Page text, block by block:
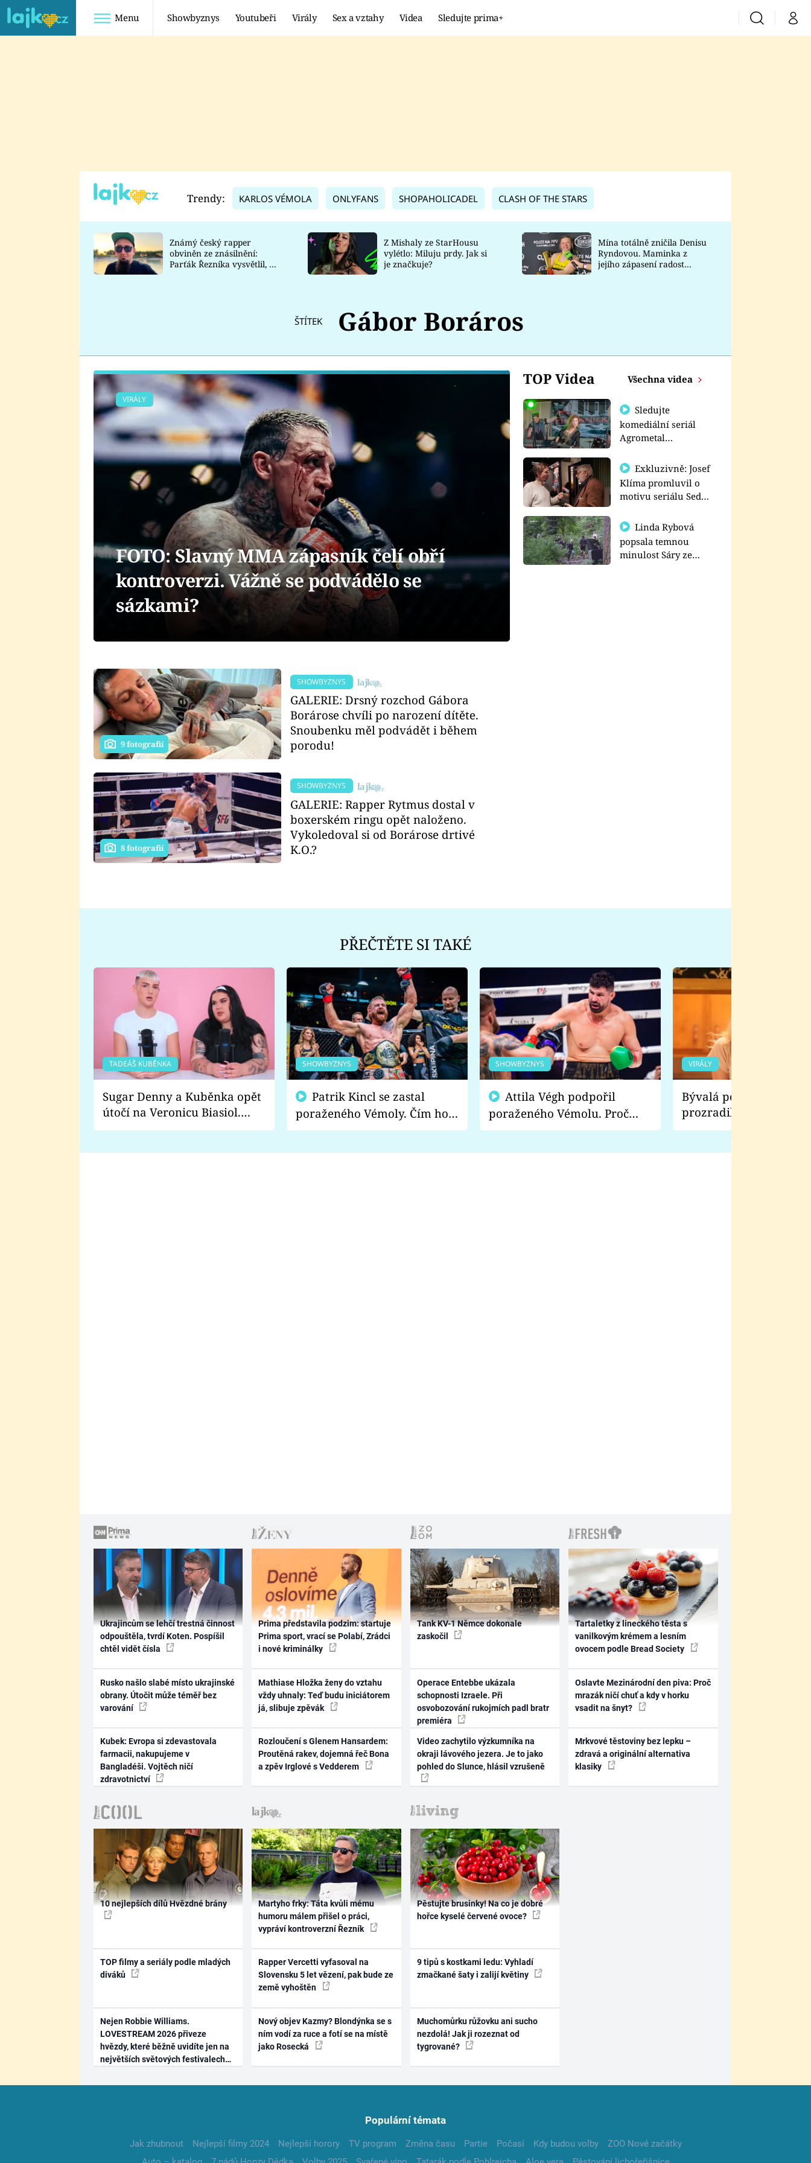
Menu Showbyznys Youtubeři Virály Sex a vztahy Videa Sledujte prima+ VyhledáváníMůj
TADEÁŠ KUBĚNKA
DATEL
Prima Lajk
Sledujte nás
Trendy: KARLOS VÉMOLA ONLYFANS SHOPAHOLICADEL CLASH OF THE STARS
Známý český rapper
obviněn ze znásilnění:
Parťák Řezníka vysvětlil, co
Z Mishaly ze StarHousu
vylétlo: Miluju prdy. Jak si
je značkuje?
Mína totálně zničila Denisu
Ryndovou. Maminka z
jejího zápasení radost
ŠTÍTEK Gábor Boráros
TOP Videa Všechna videa
Sledujte
komediální seriál
Agrometal
prima+
Exkluzivně: Josef
Klíma promluvil o
motivu seriálu Sedm
Linda Rybová
popsala temnou
minulost Sáry ze
VIRÁLY
FOTO: Slavný MMA zápasník čelí obří
kontroverzi. Vážně se podvádělo se
sázkami?
9 fotografií
SHOWBYZNYS
GALERIE: Drsný rozchod Gábora
Borárose chvíli po narození dítěte.
Snoubenku měl podvádět i během
porodu!
8 fotografií
SHOWBYZNYS
GALERIE: Rapper Rytmus dostal v
boxerském ringu opět naloženo.
Vykoledoval si od Borárose drtivé
K.O.?
PŘEČTĚTE SI TAKÉ
TADEÁŠ KUBĚNKA
Sugar Denny a Kuběnka opět
útočí na Veronicu Biasiol.
Proč je podle nich falešná a
SHOWBYZNYS
poraženého Vémoly. Čím ho
fanoušci naštvali?
SHOWBYZNYS
poraženého Vémolu. Proč
chce raději zápasit s ním než
VIRÁLY
Bývalá pornoherečka
prozradila, co ji
natáčení Euforie.
Ukrajincům se lehčí trestná činnost
odpouštěla, tvrdí Koten. Pospíšil
chtěl vidět čísla
Rusko našlo slabé místo ukrajinské
obrany. Útočit může téměř bez
varování
Kubek: Evropa si zdevastovala
farmacii, nakupujeme v
Bangladéši. Vojtěch ničí
zdravotnictví
Prima představila podzim: startuje
Prima sport, vrací se Polabí, Zrádci
i nové kriminálky
Mathiase Hložka ženy do vztahu
vždy uhnaly: Teď budu iniciátorem
já, slibuje zpěvák
Rozloučení s Glenem Hansardem:
Proutěná rakev, dojemná řeč Bona
a zpěv Irglové s Vedderem
Tank KV-1 Němce dokonale
zaskočil
Operace Entebbe ukázala
schopnosti Izraele. Při
osvobozování rukojmích padl bratr
premiéra
Video zachytilo výzkumníka na
okraji lávového jezera. Je to jako
pohled do Slunce, hlásil vzrušeně
Tartaletky z lineckého těsta s
vanilkovým krémem a lesním
ovocem podle Bread Society
Oslavte Mezinárodní den piva: Proč
mrazák ničí chuť a kdy v horku
vsadit na šnyt?
Mrkvové těstoviny bez lepku –
zdravá a originální alternativa
klasiky
10 nejlepších dílů Hvězdné brány
TOP filmy a seriály podle mladých
diváků
Nejen Robbie Williams.
LOVESTREAM 2026 přiveze
hvězdy, které běžně uvidíte jen na
největších světových festivalech
Martyho frky: Táta kvůli mému
humoru málem přišel o práci,
vypráví kontroverzní Řezník
Rapper Vercetti vyfasoval na
Slovensku 5 let vězení, pak bude ze
země vyhoštěn
Nový objev Kazmy? Blondýnka se s
ním vodí za ruce a fotí se na místě
jako Rosecká
Pěstujte brusinky! Na co je dobré
hořce kyselé červené ovoce?
9 tipů s kostkami ledu: Vyhladí
zmačkané šaty i zalijí květiny
Muchomůrku růžovku ani sucho
nezdolá! Jak ji rozeznat od
tygrované?
Populární témata
Jak zhubnout Nejlepší filmy 2024 Nejlepší horory TV program Změna času Partie Počasí Kdy budou volby
ZOO Nové začátky